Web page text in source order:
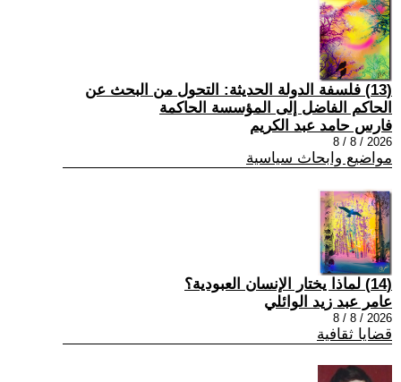
(13) فلسفة الدولة الحديثة: التحول من البحث عن
الحاكم الفاضل إلى المؤسسة الحاكمة
فارس حامد عبد الكريم
2026 / 8 / 8
مواضيع وابحاث سياسية
(14) لماذا يختار الإنسان العبودية؟
عامر عبد زيد الوائلي
2026 / 8 / 8
قضايا ثقافية